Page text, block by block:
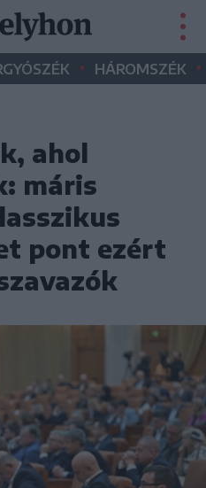
• HÁROMSZÉK •
ahol
máris
pont ezért